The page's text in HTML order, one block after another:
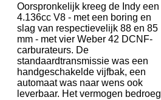
Oorspronkelijk kreeg de Indy een
4.136cc V8 - met een boring en
slag van respectievelijk 88 en 85
mm - met vier Weber 42 DCNF-
carburateurs. De
standaardtransmissie was een
handgeschakelde vijfbak, een
automaat was naar wens ook
leverbaar. Het vermogen bedroeg